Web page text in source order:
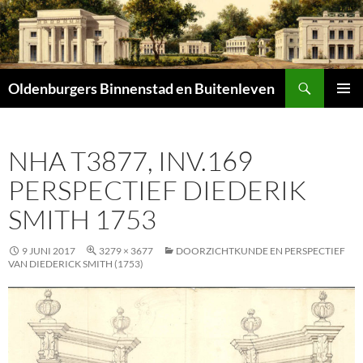
Oldenburgers Binnenstad en Buitenleven
NHA T3877, INV.169
PERSPECTIEF DIEDERIK
SMITH 1753
9 JUNI 2017 3279 × 3677
DOORZICHTKUNDE EN PERSPECTIEF
VAN DIEDERICK SMITH (1753)